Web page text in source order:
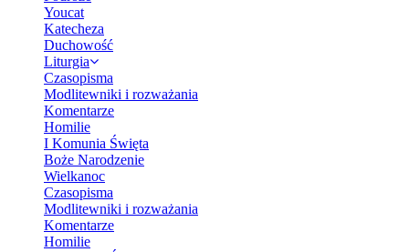
Youcat
Katecheza
Duchowość
Liturgia
Czasopisma
Modlitewniki i rozważania
Komentarze
Homilie
I Komunia Święta
Boże Narodzenie
Wielkanoc
Czasopisma
Modlitewniki i rozważania
Komentarze
Homilie